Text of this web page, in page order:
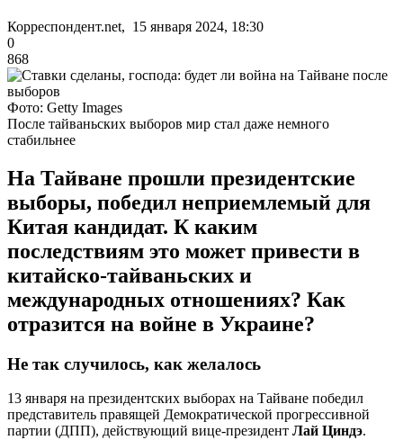
Корреспондент.net, 15 января 2024, 18:30
0
868
Фото: Getty Images
После тайваньских выборов мир стал даже немного
стабильнее
На Тайване прошли президентские
выборы, победил неприемлемый для
Китая кандидат. К каким
последствиям это может привести в
китайско-тайваньских и
международных отношениях? Как
отразится на войне в Украине?
Не так случилось, как желалось
13 января на президентских выборах на Тайване победил
представитель правящей Демократической прогрессивной
партии (ДПП), действующий вице-президент Лай Циндэ.